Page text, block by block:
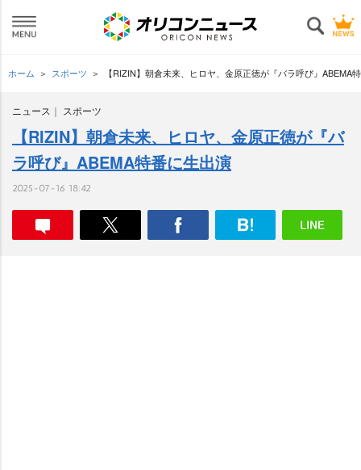
ホーム スポーツ 【RIZIN】朝倉未来、ヒロヤ、金原正徳が『バラ呼び』ABEMA
ニュース スポーツ
【RIZIN】朝倉未来、ヒロヤ、金原正徳が『バ
ラ呼び』ABEMA特番に生出演
2025-07-16 18:42